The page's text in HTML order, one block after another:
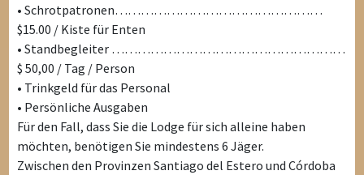
• Schrotpatronen…………………………………………
$15.00 / Kiste für Enten
• Standbegleiter ………………………………………………
$ 50,00 / Tag / Person
• Trinkgeld für das Personal
• Persönliche Ausgaben
Für den Fall, dass Sie die Lodge für sich alleine haben
möchten, benötigen Sie mindestens 6 Jäger.
Zwischen den Provinzen Santiago del Estero und Córdoba